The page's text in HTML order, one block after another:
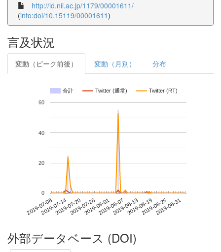
http://id.nii.ac.jp/1179/00001611/
(info:doi/10.15119/00001611)
言及状況
変動（ピーク前後） 変動（月別） 分布
合計 Twitter (通常) Twitter (RT)
2019-07-082019-07-142019-07-202019-07-262019-08-012019-08-072019-08-132019-08-192019-08-252019-08-31
0
20
40
60
外部データベース (DOI)